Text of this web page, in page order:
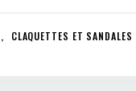
, CLAQUETTES ET SANDALES